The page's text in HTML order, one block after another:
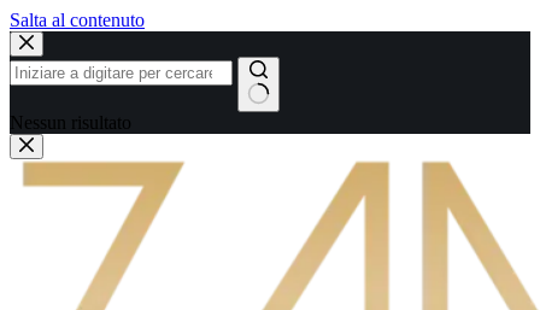
Salta al contenuto
Nessun risultato